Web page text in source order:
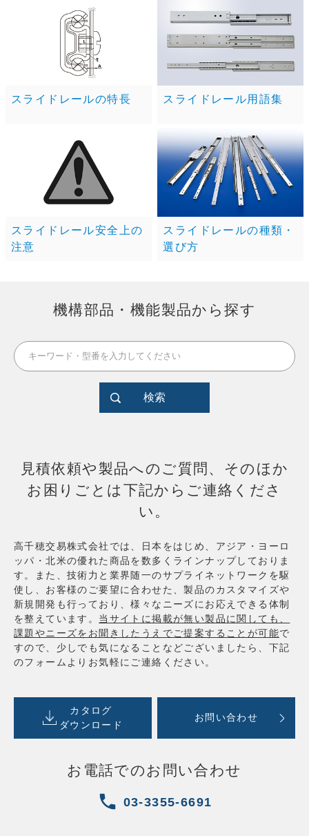
スライドレールの特長 スライドレール用語集
スライドレール安全上の
注意
スライドレールの種類・
選び方
機構部品・機能製品から探す
検索
見積依頼や製品へのご質問、そのほか
お困りごとは下記からご連絡くださ
い。
高千穂交易株式会社では、日本をはじめ、アジア・ヨーロ
ッパ・北米の優れた商品を数多くラインナップしておりま
す。また、技術力と業界随一のサプライネットワークを駆
使し、お客様のご要望に合わせた、製品のカスタマイズや
新規開発も行っており、様々なニーズにお応えできる体制
を整えています。 当サイトに掲載が無い製品に関しても、
課題やニーズをお聞きしたうえでご提案することが可能で
すので、少しでも気になることなどございましたら、下記
のフォームよりお気軽にご連絡ください。
カタログ
ダウンロード
お問い合わせ
お電話でのお問い合わせ
03-3355-6691